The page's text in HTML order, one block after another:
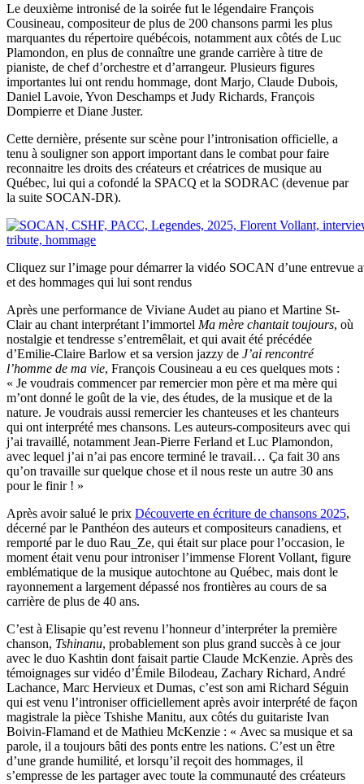
Le deuxième intronisé de la soirée fut le légendaire François
Cousineau, compositeur de plus de 200 chansons parmi les plus
marquantes du répertoire québécois, notamment aux côtés de Luc
Plamondon, en plus de connaître une grande carrière à titre de
pianiste, de chef d’orchestre et d’arrangeur. Plusieurs figures
importantes lui ont rendu hommage, dont Marjo, Claude Dubois,
Daniel Lavoie, Yvon Deschamps et Judy Richards, François
Dompierre et Diane Juster.
Cette dernière, présente sur scène pour l’intronisation officielle, a
tenu à souligner son apport important dans le combat pour faire
reconnaitre les droits des créateurs et créatrices de musique au
Québec, lui qui a cofondé la SPACQ et la SODRAC (devenue par
la suite SOCAN-DR).
Cliquez sur l’image pour démarrer la vidéo SOCAN d’une entrevue
et des hommages qui lui sont rendus
Après une performance de Viviane Audet au piano et Martine St-
Clair au chant interprétant l’immortel Ma mère chantait toujours, où
nostalgie et tendresse s’entremêlait, et qui avait été précédée
d’Emilie-Claire Barlow et sa version jazzy de J’ai rencontré
l’homme de ma vie, François Cousineau a eu ces quelques mots :
« Je voudrais commencer par remercier mon père et ma mère qui
m’ont donné le goût de la vie, des études, de la musique et de la
nature. Je voudrais aussi remercier les chanteuses et les chanteurs
qui ont interprété mes chansons. Les auteurs-compositeurs avec qui
j’ai travaillé, notamment Jean-Pierre Ferland et Luc Plamondon,
avec lequel j’ai n’ai pas encore terminé le travail… Ça fait 30 ans
qu’on travaille sur quelque chose et il nous reste un autre 30 ans
pour le finir ! »
Après avoir salué le prix Découverte en écriture de chansons 2025,
décerné par le Panthéon des auteurs et compositeurs canadiens, et
remporté par le duo Rau_Ze, qui était sur place pour l’occasion, le
moment était venu pour introniser l’immense Florent Vollant, figure
emblématique de la musique autochtone au Québec, mais dont le
rayonnement a largement dépassé nos frontières au cours de sa
carrière de plus de 40 ans.
C’est à Elisapie qu’est revenu l’honneur d’interpréter la première
chanson, Tshinanu, probablement son plus grand succès à ce jour
avec le duo Kashtin dont faisait partie Claude McKenzie. Après des
témoignages sur vidéo d’Émile Bilodeau, Zachary Richard, André
Lachance, Marc Hervieux et Dumas, c’est son ami Richard Séguin
qui est venu l’introniser officiellement après avoir interprété de façon
magistrale la pièce Tshishe Manitu, aux côtés du guitariste Ivan
Boivin-Flamand et de Mathieu McKenzie : « Avec sa musique et sa
parole, il a toujours bâti des ponts entre les nations. C’est un être
d’une grande humilité, et lorsqu’il reçoit des hommages, il
s’empresse de les partager avec toute la communauté des créateurs